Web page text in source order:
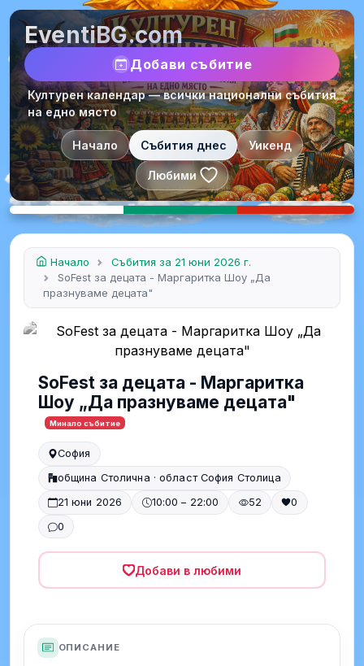
EventiBG.com
Добави събитие
Културен календар — всички национални събития
на едно място
Начало Събития днес Уикенд
Любими
Начало
Събития за 21 юни 2026 г.
SoFest за децата - Маргаритка Шоу „Да
празнуваме децата"
SoFest за децата - Маргаритка
Шоу „Да празнуваме децата"
Минало събитие
София
община Столична · област София Столица
21 юни 2026
10:00 – 22:00 52
0
0
Добави в любими
ОПИСАНИЕ